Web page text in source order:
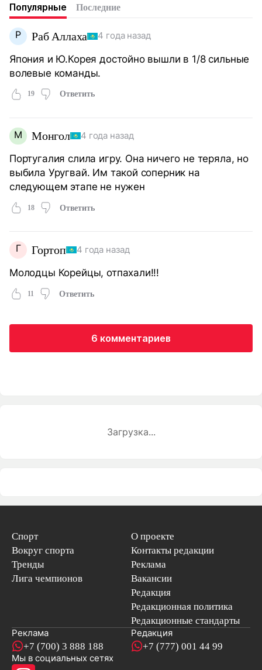
Популярные Последние
Р Раб Аллаха 4 года назад
Япония и Ю.Корея достойно вышли в 1/8 сильные
волевые команды.
19 Ответить
М Монгол 4 года назад
Португалия слила игру. Она ничего не теряла, но
выбила Уругвай. Им такой соперник на
следующем этапе не нужен
18 Ответить
Г Гортоп 4 года назад
Молодцы Корейцы, отпахали!!!
11 Ответить
6 комментариев
Загрузка...
Спорт
Вокруг спорта
Тренды
Лига чемпионов
О проекте
Контакты редакции
Реклама
Вакансии
Редакция
Редакционная политика
Редакционные стандарты
Реклама
+7 (700) 3 888 188
Редакция
+7 (777) 001 44 99
Мы в социальных сетях